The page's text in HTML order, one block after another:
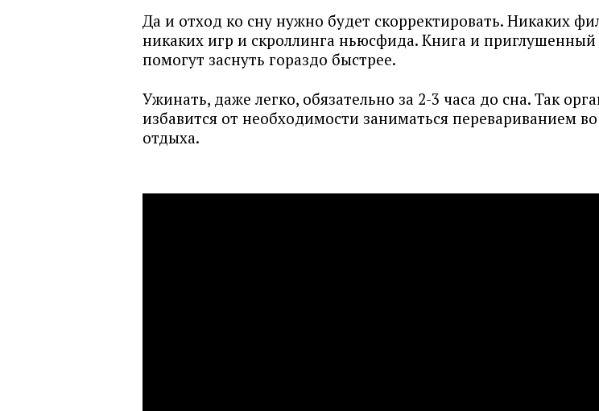
Да и отход ко сну нужно будет скорректировать. Никаких
никаких игр и скроллинга ньюсфида. Книга и приглушенный
помогут заснуть гораздо быстрее.
Ужинать, даже легко, обязательно за 2-3 часа до сна. Так
избавится от необходимости заниматься перевариванием
отдыха.